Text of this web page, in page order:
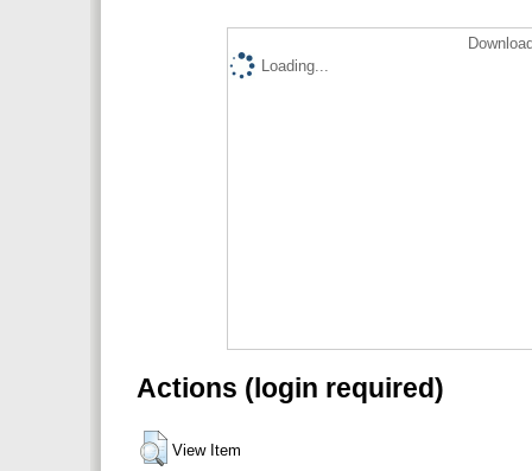
Loading...
Actions (login required)
View Item